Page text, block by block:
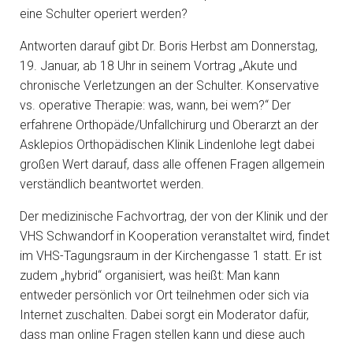
eine Schulter operiert werden?
Antworten darauf gibt Dr. Boris Herbst am Donnerstag,
19. Januar, ab 18 Uhr in seinem Vortrag „Akute und
chronische Verletzungen an der Schulter. Konservative
vs. operative Therapie: was, wann, bei wem?“ Der
erfahrene Orthopäde/Unfallchirurg und Oberarzt an der
Asklepios Orthopädischen Klinik Lindenlohe legt dabei
großen Wert darauf, dass alle offenen Fragen allgemein
verständlich beantwortet werden.
Der medizinische Fachvortrag, der von der Klinik und der
VHS Schwandorf in Kooperation veranstaltet wird, findet
im VHS-Tagungsraum in der Kirchengasse 1 statt. Er ist
zudem „hybrid“ organisiert, was heißt: Man kann
entweder persönlich vor Ort teilnehmen oder sich via
Internet zuschalten. Dabei sorgt ein Moderator dafür,
dass man online Fragen stellen kann und diese auch